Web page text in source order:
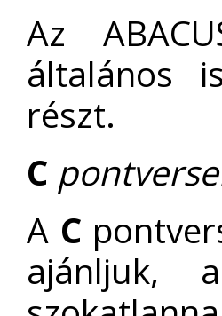
Az
általános
részt.
C
A C
ajánljuk,